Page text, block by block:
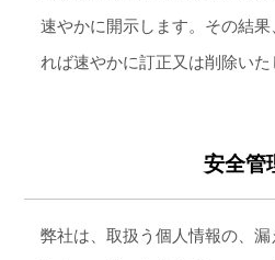
速やかに開示します。その結
れば速やかに訂正又は削除いた
安全管
弊社は、取扱う個人情報の、